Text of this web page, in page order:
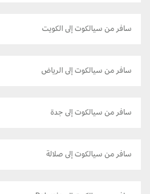
سافر من سيالكوت إلى الكويت
سافر من سيالكوت إلى الرياض
سافر من سيالكوت إلى جدة
سافر من سيالكوت إلى صلالة